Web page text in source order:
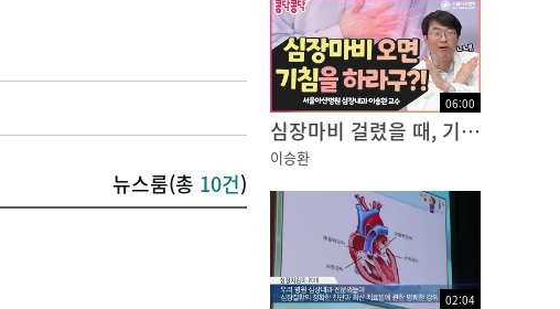
뉴스룸(총 10건)
06:00
심장마비 걸렸을 때, 기침하면 살 수 있다구?!? NO!!
이승환
02:04